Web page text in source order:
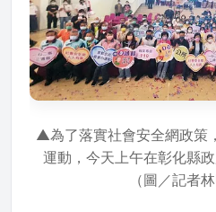
▲為了落實社會安全網政策
運動，今天上午在彰化縣
（圖／記者